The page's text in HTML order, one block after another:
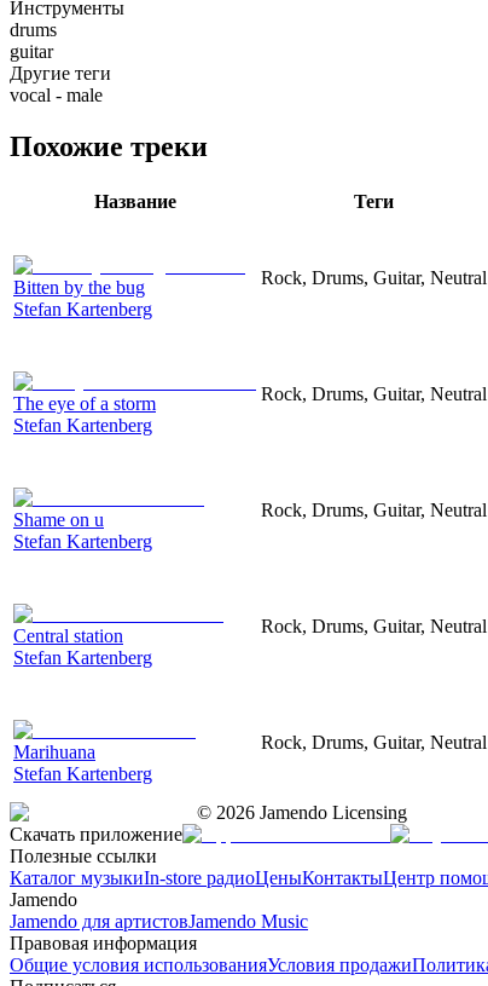
Инструменты
drums
guitar
Другие теги
vocal - male
Похожие треки
Название Теги
Bitten by the bug
Stefan Kartenberg
Rock, Drums, Guitar, Neutral
The eye of a storm
Stefan Kartenberg
Rock, Drums, Guitar, Neutral
Shame on u
Stefan Kartenberg
Rock, Drums, Guitar, Neutral
Central station
Stefan Kartenberg
Rock, Drums, Guitar, Neutral
Marihuana
Stefan Kartenberg
Rock, Drums, Guitar, Neutral
© 2026 Jamendo Licensing
Скачать приложение
Полезные ссылки
Каталог музыкиIn-store радиоЦеныКонтактыЦентр
Jamendo
Jamendo для артистовJamendo Music
Правовая информация
Общие условия использованияУсловия продажи